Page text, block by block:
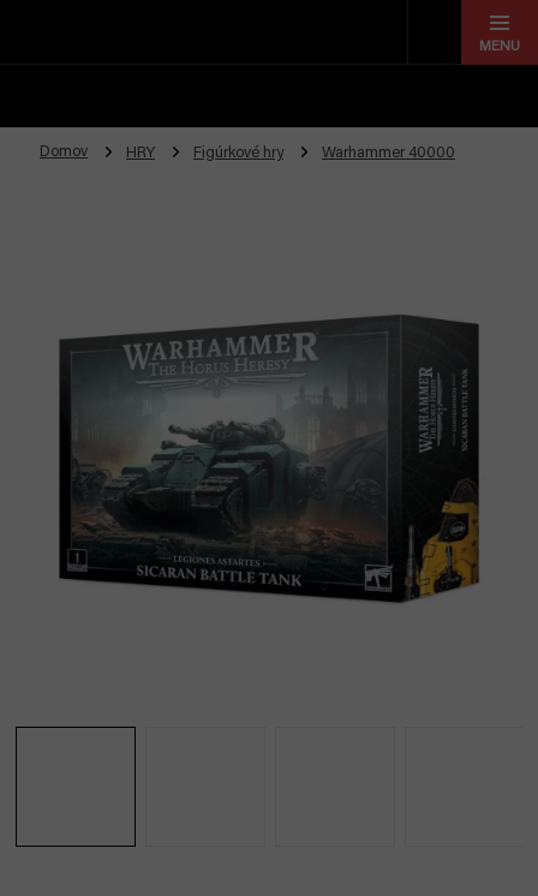
Domov HRY Figúrkové hry Warhammer 40000